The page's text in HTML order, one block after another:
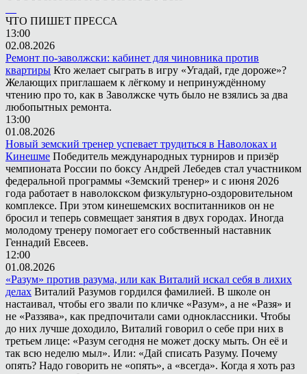
ЧТО ПИШЕТ ПРЕССА
13:00
02.08.2026
Ремонт по-заволжски: кабинет для чиновника против
квартиры Кто желает сыграть в игру «Угадай, где дороже»?
Желающих приглашаем к лёгкому и непринуждённому
чтению про то, как в Заволжске чуть было не взялись за два
любопытных ремонта.
13:00
01.08.2026
Новый земский тренер успевает трудиться в Наволоках и
Кинешме Победитель международных турниров и призёр
чемпионата России по боксу Андрей Лебедев стал участником
федеральной программы «Земский тренер» и с июня 2026
года работает в наволокском физкультурно-оздоровительном
комплексе. При этом кинешемских воспитанников он не
бросил и теперь совмещает занятия в двух городах. Иногда
молодому тренеру помогает его собственный наставник
Геннадий Евсеев.
12:00
01.08.2026
«Разум» против разума, или как Виталий искал себя в лихих
делах Виталий Разумов гордился фамилией. В школе он
настаивал, чтобы его звали по кличке «Разум», а не «Разя» и
не «Раззява», как предпочитали сами одноклассники. Чтобы
до них лучше доходило, Виталий говорил о себе при них в
третьем лице: «Разум сегодня не может доску мыть. Он её и
так всю неделю мыл». Или: «Дай списать Разуму. Почему
опять? Надо говорить не «опять», а «всегда». Когда я хоть раз